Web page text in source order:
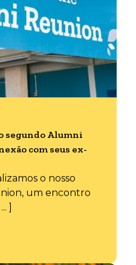
segundo Alumni
com seus ex-
o nosso
um encontro
]